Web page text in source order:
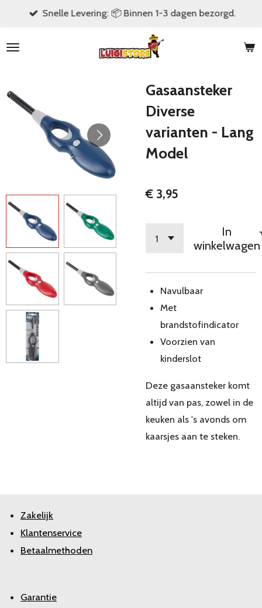
naar
Snelle Levering: 📦 Binnen 1-3 dagen bezorgd.
Gasaansteker
Diverse
varianten - Lang
Model
€ 3,95
In
winkelwagen
Navulbaar
Met
brandstofindicator
Voorzien van
kinderslot
Deze gasaansteker komt
altijd van pas, zowel in de
keuken als 's avonds om
kaarsjes aan te steken.
Zakelijk
Klantenservice
Betaalmethoden
Garantie